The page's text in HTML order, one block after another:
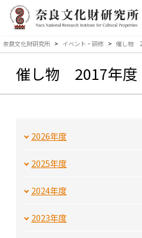
奈良文化財研究所 > イベント・研修 > 催し物
催し物 2017年度
2026年度
2025年度
2024年度
2023年度